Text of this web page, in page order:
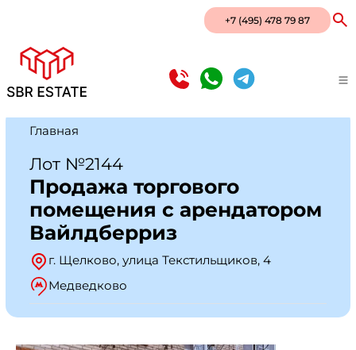
+7 (495) 478 79 87
Главная
Лот №2144
Продажа торгового
помещения с арендатором
Вайлдберриз
г. Щелково, улица Текстильщиков, 4
Медведково